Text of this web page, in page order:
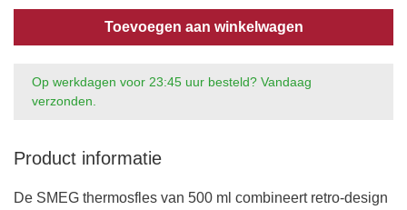
Toevoegen aan winkelwagen
Op werkdagen voor 23:45 uur besteld? Vandaag
verzonden.
Product informatie
De SMEG thermosfles van 500 ml combineert retro-design